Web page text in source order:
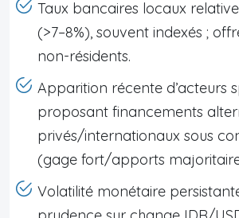
Taux bancaires locaux
(>7–8%), souvent indexés ;
non-résidents.
Apparition récente d’acteurs
proposant financements
privés/internationaux sous
(gage fort/apports
Volatilité monétaire